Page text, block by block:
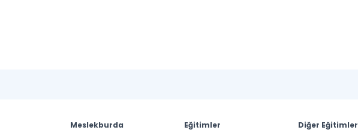
Meslekburda Eğitimler Diğer Eğitimler